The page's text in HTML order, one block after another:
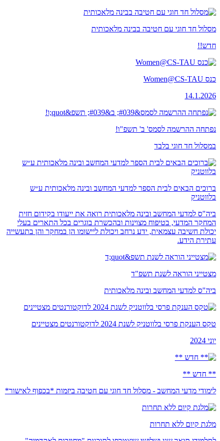
מסלול חד חוגי עם חטיבה בבינה מלאכותית
חדש!!
כנס Women@CS-TAU
14.1.2026
נפתחה ההרשמה לסמס' ב' תשפ"ו!
במסלול חד חוגי בלבד
ברוכים הבאים לבית הספר למדעי המחשב ובינה מלאכותית ע״ש
בלווטניק
ביה"ס למדעי המחשב ובינה מלאכותית רואה את ייעודו בקידום חזית
המחקר המדעי, בטיפוח מצוינות ובהכשרת בוגרים בכל התארים בעלי
יכולת חשיבה עצמאית, ידע נרחב ויכולת ליישומו הן במחקר והן בתעשייה
עתירת הידע.
מצטייני הוראה לשנת תשפ"ד
ביה"ס למדעי המחשב ובינה מלאכותית
טקס הענקת פרסי בלווטניק לשנת 2024 לדוקטורנטים מצטיינים
יוני 2024
** חדש **
לימודי מדעי המחשב - מסלול חד חוגי עם חטיבה ביזמות *בכפוף לאישור*
מלגת קיום ללא תחרות